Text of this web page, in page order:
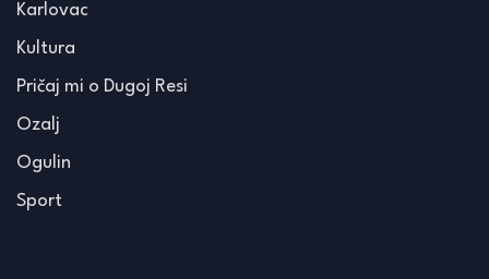
Karlovac
Kultura
Pričaj mi o Dugoj Resi
Ozalj
Ogulin
Sport